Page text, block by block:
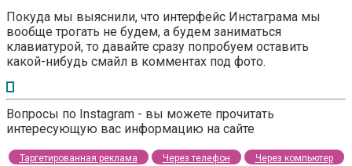
Покуда мы выяснили, что интерфейс Инстаграма мы
вообще трогать не будем, а будем заниматься
клавиатурой, то давайте сразу попробуем оставить
какой-нибудь смайл в комментах под фото.
Вопросы по Instagram - вы можете прочитать
интересующую вас информацию на сайте
Таргетированная реклама Через телефон
Через компьютер